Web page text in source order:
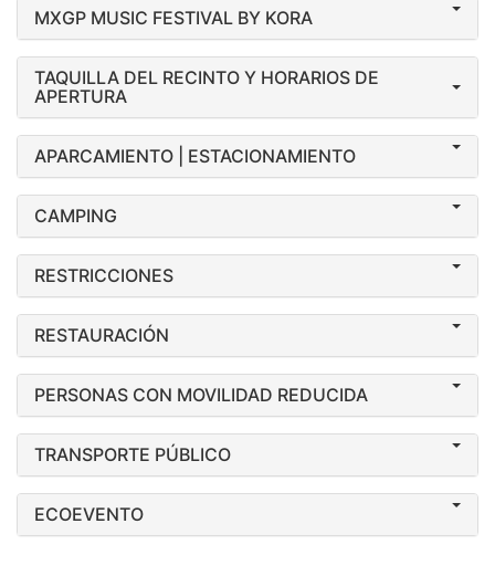
MXGP MUSIC FESTIVAL BY KORA
TAQUILLA DEL RECINTO Y HORARIOS DE
APERTURA
APARCAMIENTO | ESTACIONAMIENTO
CAMPING
RESTRICCIONES
RESTAURACIÓN
PERSONAS CON MOVILIDAD REDUCIDA
TRANSPORTE PÚBLICO
ECOEVENTO